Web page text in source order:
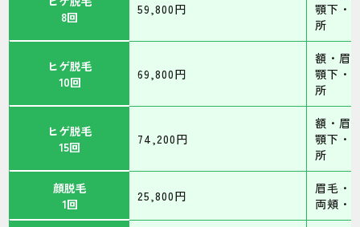
8回
59,800円
顎下・
所
ヒゲ脱毛
10回
69,800円
額・眉
顎下・
所
ヒゲ脱毛
15回
74,200円
額・眉
顎下・
所
顔脱毛
1回
25,800円
眉毛・
両頬・